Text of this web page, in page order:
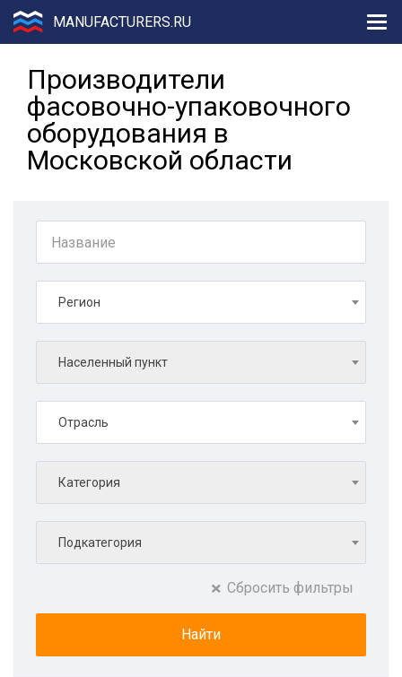
MANUFACTURERS.RU
Производители
фасовочно-упаковочного
оборудования в
Московской области
Регион
Населенный пункт
Отрасль
Категория
Подкатегория
Сбросить фильтры